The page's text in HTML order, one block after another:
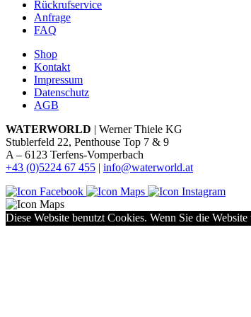
Rückrufservice
Anfrage
FAQ
Shop
Kontakt
Impressum
Datenschutz
AGB
WATERWORLD | Werner Thiele KG
Stublerfeld 22, Penthouse Top 7 & 9
A – 6123 Terfens-Vomperbach
+43 (0)5224 67 455 | info@waterworld.at
Diese Website benutzt Cookies. Wenn Sie die